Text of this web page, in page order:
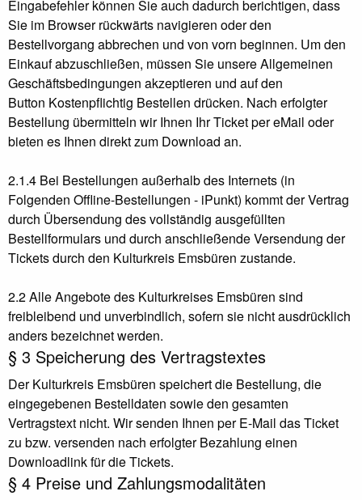
Eingabefehler können Sie auch dadurch berichtigen, dass
Sie im Browser rückwärts navigieren oder den
Bestellvorgang abbrechen und von vorn beginnen. Um den
Einkauf abzuschließen, müssen Sie unsere Allgemeinen
Geschäftsbedingungen akzeptieren und auf den
Button Kostenpflichtig Bestellen drücken. Nach erfolgter
Bestellung übermitteln wir Ihnen Ihr Ticket per eMail oder
bieten es Ihnen direkt zum Download an.
2.1.4 Bei Bestellungen außerhalb des Internets (in
Folgenden Offline-Bestellungen - iPunkt) kommt der Vertrag
durch Übersendung des vollständig ausgefüllten
Bestellformulars und durch anschließende Versendung der
Tickets durch den Kulturkreis Emsbüren zustande.
2.2 Alle Angebote des Kulturkreises Emsbüren sind
freibleibend und unverbindlich, sofern sie nicht ausdrücklich
anders bezeichnet werden.
§ 3 Speicherung des Vertragstextes
Der Kulturkreis Emsbüren speichert die Bestellung, die
eingegebenen Bestelldaten sowie den gesamten
Vertragstext nicht. Wir senden Ihnen per E-Mail das Ticket
zu bzw. versenden nach erfolgter Bezahlung einen
Downloadlink für die Tickets.
§ 4 Preise und Zahlungsmodalitäten